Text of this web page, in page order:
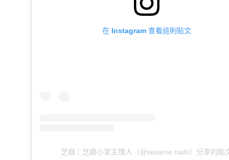
在 Instagram 查看這則貼文
芝麻｜芝麻小室主理人（@sesame.nails）分享的貼